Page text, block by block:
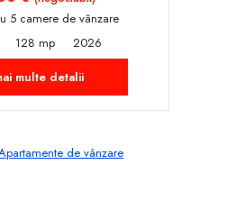
5 camere de vânzare
128 mp
2026
multe detalii
de vânzare